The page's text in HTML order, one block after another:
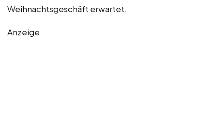
Weihnachtsgeschäft erwartet.
Anzeige